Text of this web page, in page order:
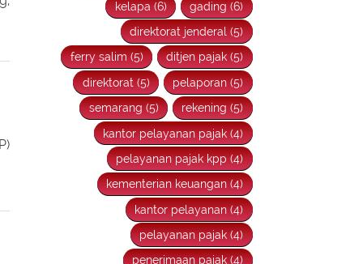
ditjen (6)
kementerian (6)
kelapa (6)
gading (6)
direktorat jenderal (5)
ferry salim (5)
ditjen pajak (5)
direktorat (5)
pelaporan (5)
semarang (5)
rekening (5)
kantor pelayanan pajak (4)
pelayanan pajak kpp (4)
kementerian keuangan (4)
kantor pelayanan (4)